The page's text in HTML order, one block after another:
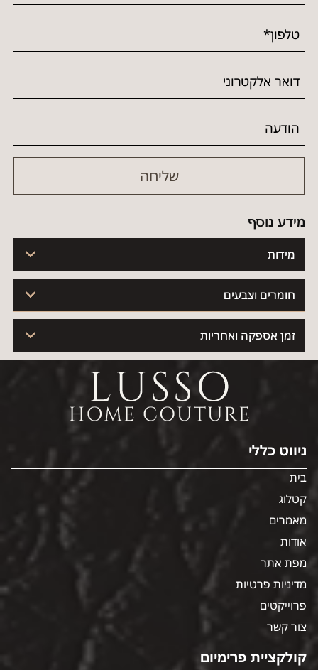
מידע נוסף
מידות
חומרים וצבעים
זמן אספקה ואחריות
ניווט כללי
בית
קטלוג
מאמרים
אודות
מפת אתר
מדיניות פרטיות
פרוייקטים
צור קשר
קולקציית פרימיום